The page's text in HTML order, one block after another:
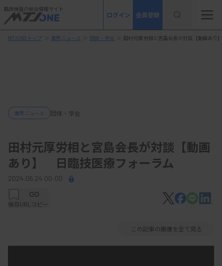
臨床検査の総合情報サイト
ログイン 会員登録
MTJONEトップ ＞ 業界ニュース ＞ 団体・学会 ＞ 田村元厚労相と宮島会長が対談【動画あ
業界ニュース 団体・学会
田村元厚労相と宮島会長が対談【動画
あり】 日臨技医療フォーラム
2024.06.24 00:00
保存URLコピー
この記事の画像を全て見る